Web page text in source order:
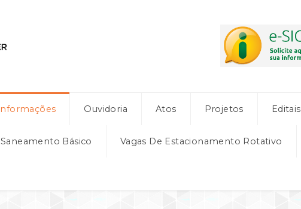
Ouvidoria Atos Projetos Editais
Básico Vagas De Estacionamento Rotativo